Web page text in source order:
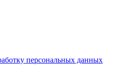
персональных данных